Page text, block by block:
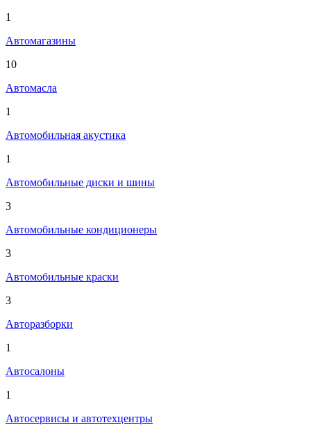
1
Автомагазины
10
Автомасла
1
Автомобильная акустика
1
Автомобильные диски и шины
3
Автомобильные кондиционеры
3
Автомобильные краски
3
Авторазборки
1
Автосалоны
1
Автосервисы и автотехцентры